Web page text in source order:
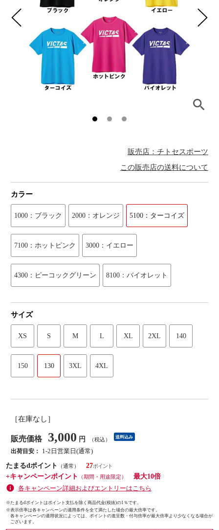
販売店：チトセスポーツ
この販売店の送料について
カラー
1000：ブラック 2000：オレンジ 5100：ターコイズ
7100：ホットピンク 3000：イエロー
4300：ピーコックグリーン 8100：バイオレット
サイズ
XS S M L XL 2XL 140
150 130 3XL 4XL
［在庫なし］
販売価格 3,000 円 （税込） 送料込み
出荷目安：
1-2日営業日(通常)
たまるdポイント
（通常）
27
+キャンペーンポイント
（期間・用途限定）
最大10倍
各キャンペーン詳細およびエントリーはこちら
※たまるdポイントはポイント支払を除く商品代金(税抜)の1％です。
※表示倍率は各キャンペーンの適用条件を全て満たした場合の最大倍率です。
各キャンペーンの適用状況によっては、ポイントの進呈数・付与倍率が最大倍率より少なくなる場合が
ございます。